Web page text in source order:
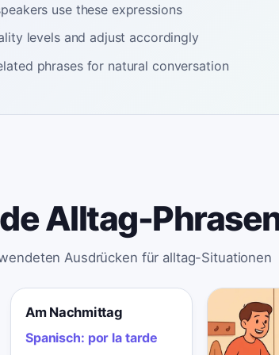
use these expressions
levels and adjust accordingly
phrases for natural conversation
Alltag-
Ausdrücken für alltag-Situationen
Am Nachmittag
Spanisch: por la tarde